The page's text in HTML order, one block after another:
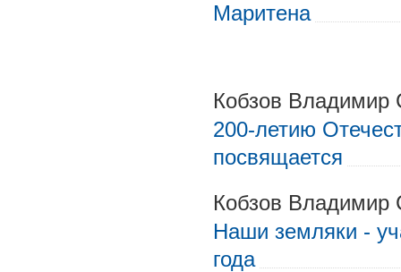
Маритена
Кобзов
200-летию
посвящается
Кобзов
Наши земляки -
года